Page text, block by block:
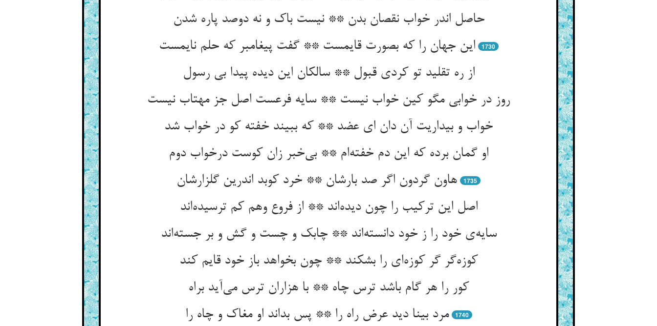
حاصل اندر خواب نقصان بدن ** نیست باک و نه دوصد پاره شدن
این جهان را که بصورت قایمست ** گفت پیغامبر که حلم نایمست
1730
از ره تقلید تو کردی قبول ** سالکان این دیده پیدا بی رسول
روز در خوابی مگو کین خواب نیست ** سایه فرعست اصل جز مهتاب نیست
خواب و بیداریت آن دان ای عضد ** که ببیند خفته کو در خواب شد
او گمان برده که این دم خفته‌ام ** بی‌خبر زان کوست درخواب دوم
هاون گردون اگر صد بارشان ** خرد کوبد اندرین گلزارشان
1735
اصل این ترکیب را چون دیده‌اند ** از فروع وهم کم ترسیده‌اند
سایه‌ی خود را ز خود دانسته‌اند ** چابک و چست و گش و بر جسته‌اند
کوزه‌گر گر کوزه‌ای را بشکند ** چون بخواهد باز خود قایم کند
کور را هر گام باشد ترس چاه ** با هزاران ترس می‌آید براه
مرد بینا دید عرض راه را ** پس بداند او مغاک و چاه را
1740